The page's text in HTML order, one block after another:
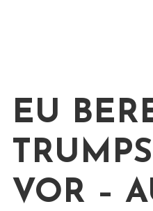
EU
VOR –